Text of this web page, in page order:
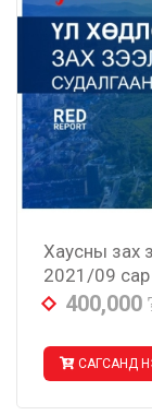
Хаусны зах
2021/09 сар
400,000
САГСАНД